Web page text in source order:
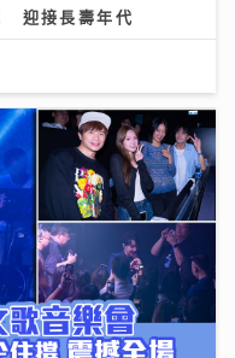
迎接長壽年代